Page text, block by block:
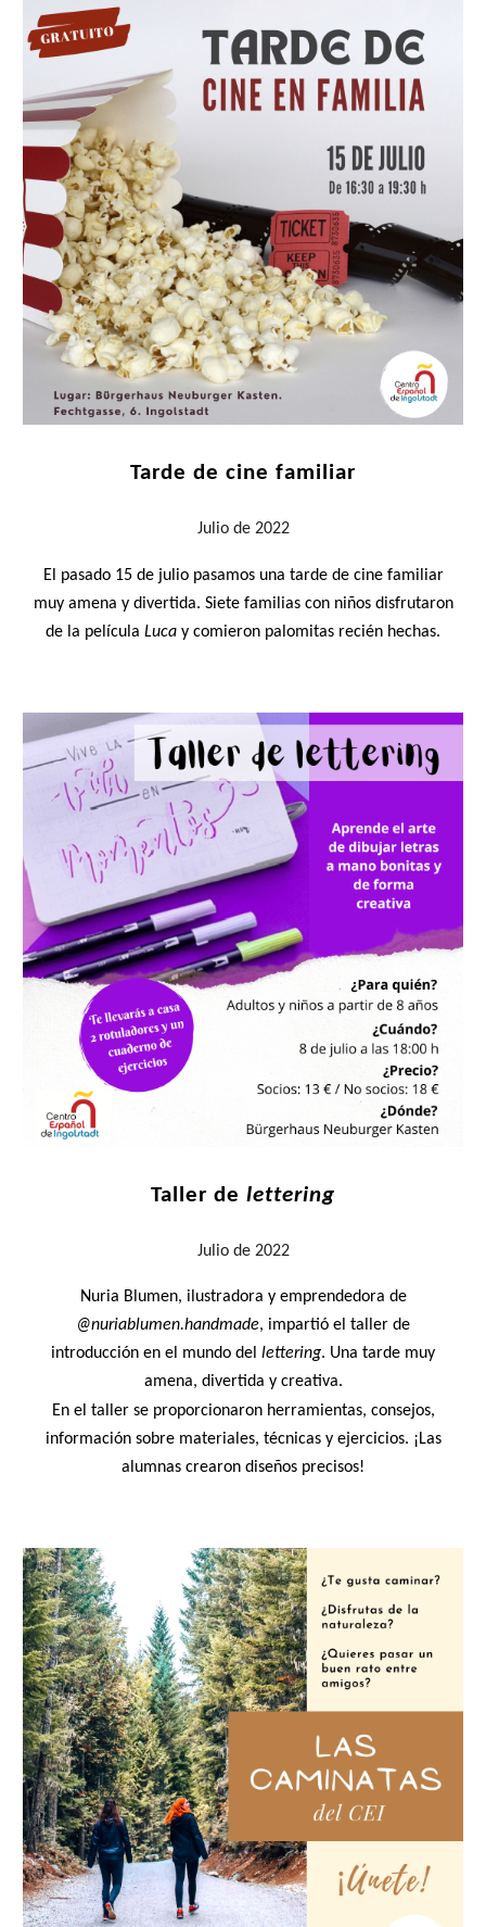
Tarde de cine familiar
Juliode 2022
El pasado 15 de julio pasamos una tarde de cine familiar
muy amena y divertida. Siete familias con niños disfrutaron
de la película Luca y comieron palomitas recién hechas.
Taller de lettering
Juliode 2022
Nuria Blumen, ilustradora y emprendedora de
@nuriablumen.handmade, impartió el taller de
introducción en el mundo del lettering. Una tarde muy
amena, divertida y creativa.
En el taller se proporcionaron herramientas, consejos,
información sobre materiales, técnicas y ejercicios. ¡Las
alumnas crearon diseños precisos!